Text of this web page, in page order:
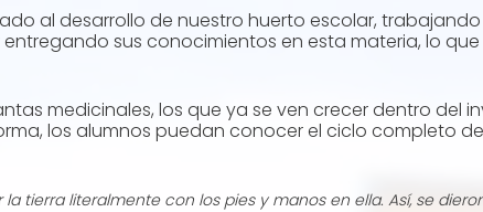
al desarrollo de nuestro huerto escolar,
sus conocimientos en esta materia, lo
medicinales, los que ya se ven crecer dentro del
los alumnos puedan conocer el ciclo completo
la tierra literalmente con los pies y manos en ella. Así, se